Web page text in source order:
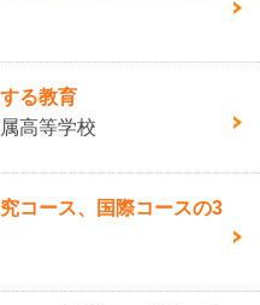
る教育
高等学校
コース、国際コースの3